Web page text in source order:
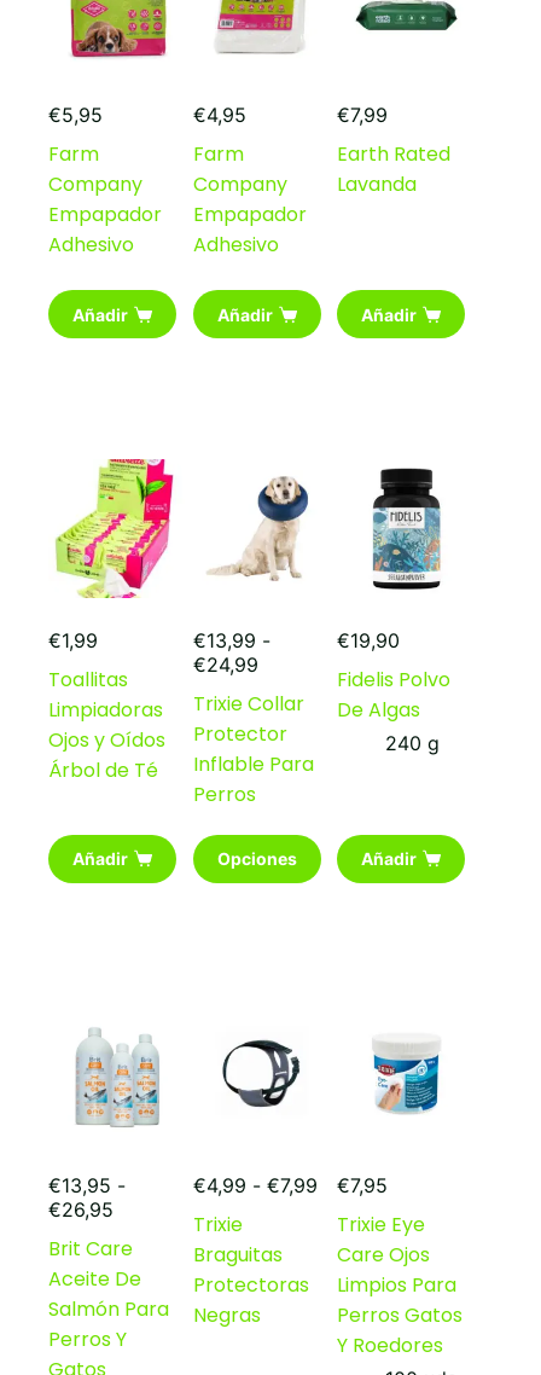
€5,95
Farm
Company
Empapador
Adhesivo
Añadir
€4,95
Farm
Company
Empapador
Adhesivo
Añadir
€7,99
Earth Rated
Lavanda
Añadir
€1,99
Toallitas
Limpiadoras
Ojos y Oídos
Árbol de Té
Añadir
€13,99 -
€24,99Rango
precios:
desde
€13,99
Trixie Collar
Protector
Inflable Para
Perros
Opciones
Este
producto
pueden
elegir
producto
€19,90
Fidelis Polvo
De Algas
240 g
Añadir
€13,95 -
€26,95
precios:
desde
€13,95
hasta
€26,95
Brit Care
Aceite De
Salmón Para
Perros Y
Gatos
€4,99 - €7,99Rango
precios:
desde
€4,99
hasta
€7,99
Trixie
Braguitas
Protectoras
Negras
€7,95
Trixie Eye
Care Ojos
Limpios Para
Perros Gatos
Y Roedores